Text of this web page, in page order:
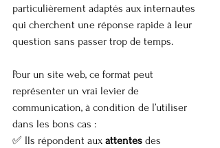
particulièrement adaptés aux internautes
qui cherchent une réponse rapide à leur
question sans passer trop de temps.
Pour un site web, ce format peut
représenter un vrai levier de
communication, à condition de l’utiliser
dans les bons cas :
✅ Ils répondent aux attentes des